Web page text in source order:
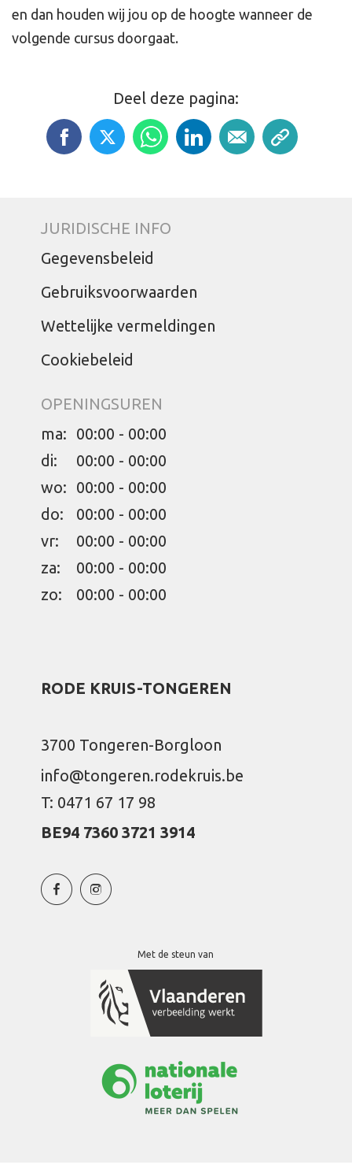
en dan houden wij jou op de hoogte wanneer de
volgende cursus doorgaat.
Deel deze pagina:
JURIDISCHE INFO
Gegevensbeleid
Gebruiksvoorwaarden
Wettelijke vermeldingen
Cookiebeleid
OPENINGSUREN
ma:
00:00 - 00:00
di:
00:00 - 00:00
wo:
00:00 - 00:00
do:
00:00 - 00:00
vr:
00:00 - 00:00
za:
00:00 - 00:00
zo:
00:00 - 00:00
RODE KRUIS-TONGEREN
3700 Tongeren-Borgloon
info@tongeren.rodekruis.be
T: 0471 67 17 98
BE94 7360 3721 3914
Met de steun van